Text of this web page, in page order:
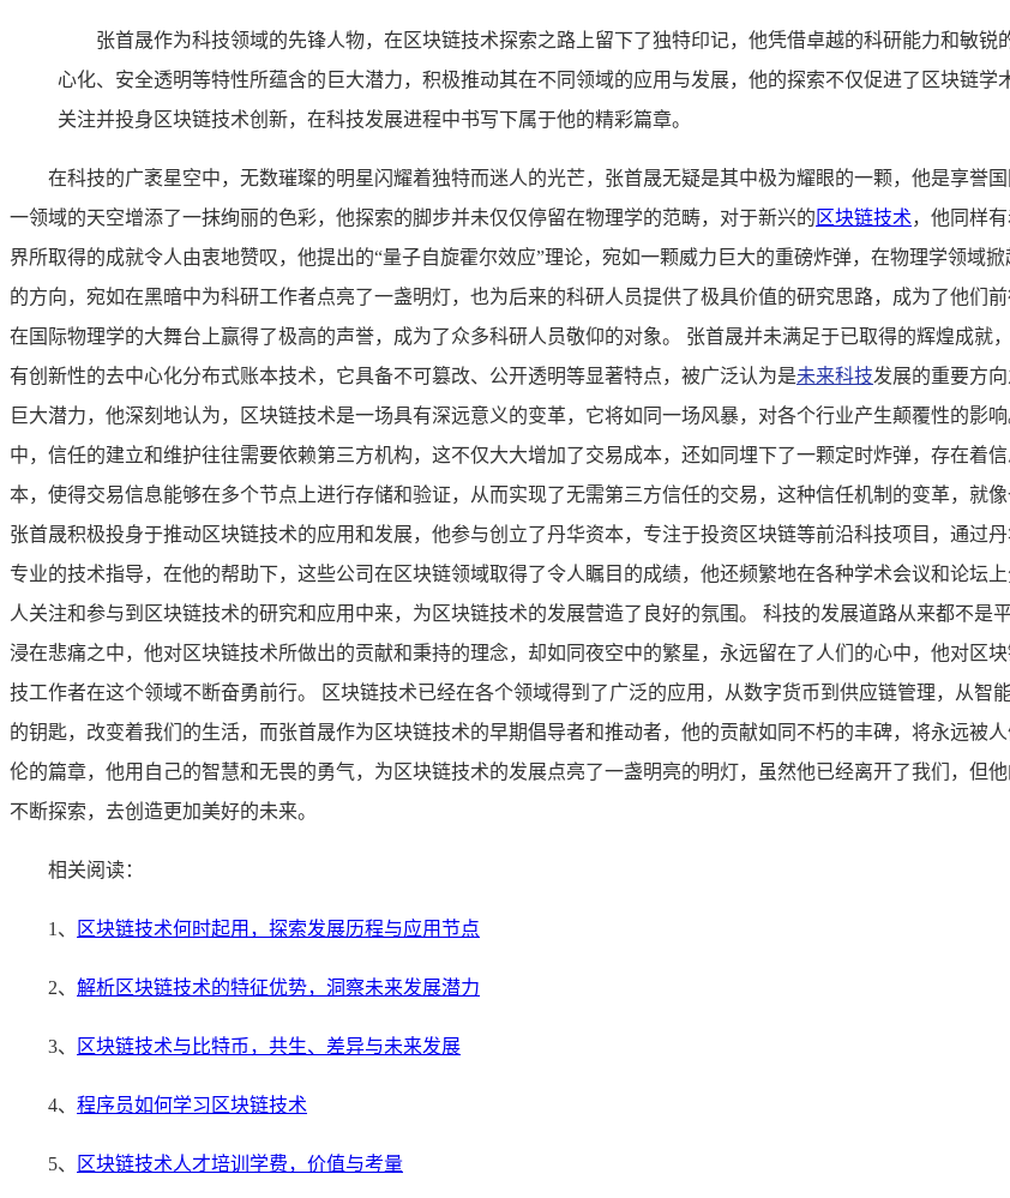
张首晟作为科技领域的先锋人物，在区块链技术探索之路上留下了独特印记，他凭借卓越的科研能力和敏
心化、安全透明等特性所蕴含的巨大潜力，积极推动其在不同领域的应用与发展，他的探索不仅促进了区块链
关注并投身区块链技术创新，在科技发展进程中书写下属于他的精彩篇章。
在科技的广袤星空中，无数璀璨的明星闪耀着独特而迷人的光芒，张首晟无疑是其中极为耀眼的一颗，他是享誉
一领域的天空增添了一抹绚丽的色彩，他探索的脚步并未仅仅停留在物理学的范畴，对于新兴的 区块链技术，他同样
界所取得的成就令人由衷地赞叹，他提出的“量子自旋霍尔效应”理论，宛如一颗威力巨大的重磅炸弹，在物理学领域
的方向，宛如在黑暗中为科研工作者点亮了一盏明灯，也为后来的科研人员提供了极具价值的研究思路，成为了他们
在国际物理学的大舞台上赢得了极高的声誉，成为了众多科研人员敬仰的对象。 张首晟并未满足于已取得的辉煌成
有创新性的去中心化分布式账本技术，它具备不可篡改、公开透明等显著特点，被广泛认为是未来科技发展的重要方
巨大潜力，他深刻地认为，区块链技术是一场具有深远意义的变革，它将如同一场风暴，对各个行业产生颠覆性的影
中，信任的建立和维护往往需要依赖第三方机构，这不仅大大增加了交易成本，还如同埋下了一颗定时炸弹，存在着
本，使得交易信息能够在多个节点上进行存储和验证，从而实现了无需第三方信任的交易，这种信任机制的变革，就
张首晟积极投身于推动区块链技术的应用和发展，他参与创立了丹华资本，专注于投资区块链等前沿科技项目，通过
专业的技术指导，在他的帮助下，这些公司在区块链领域取得了令人瞩目的成绩，他还频繁地在各种学术会议和论坛
人关注和参与到区块链技术的研究和应用中来，为区块链技术的发展营造了良好的氛围。 科技的发展道路从来都不
浸在悲痛之中，他对区块链技术所做出的贡献和秉持的理念，却如同夜空中的繁星，永远留在了人们的心中，他对区
技工作者在这个领域不断奋勇前行。 区块链技术已经在各个领域得到了广泛的应用，从数字货币到供应链管理，从
的钥匙，改变着我们的生活，而张首晟作为区块链技术的早期倡导者和推动者，他的贡献如同不朽的丰碑，将永远被
伦的篇章，他用自己的智慧和无畏的勇气，为区块链技术的发展点亮了一盏明亮的明灯，虽然他已经离开了我们，但
不断探索，去创造更加美好的未来。
相关阅读：
1、 区块链技术何时起用，探索发展历程与应用节点
2、 解析区块链技术的特征优势，洞察未来发展潜力
3、 区块链技术与比特币，共生、差异与未来发展
4、 程序员如何学习区块链技术
5、 区块链技术人才培训学费，价值与考量